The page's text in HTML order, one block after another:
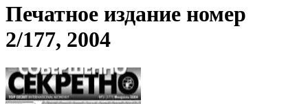
Печатное издание номер
2/177, 2004